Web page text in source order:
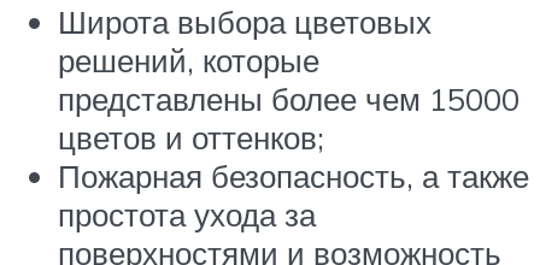
Широта выбора цветовых
решений, которые
представлены более чем 15000
цветов и оттенков;
Пожарная безопасность, а также
простота ухода за
поверхностями и возможность